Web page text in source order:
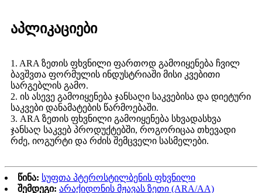
აპლიკაციები
1. ARA ზეთის ფხვნილი ფართოდ გამოიყენება ჩვილ
ბავშვთა ფორმულის ინდუსტრიაში მისი კვებითი
სარგებლის გამო.
2. ის ასევე გამოიყენება ჯანსაღი საკვებისა და დიეტური
საკვები დანამატების წარმოებაში.
3. ARA ზეთის ფხვნილი გამოიყენება სხვადასხვა
ჯანსაღ საკვებ პროდუქტებში, როგორიცაა თხევადი
რძე, იოგურტი და რძის შემცველი სასმელები.
წინა: სუფთა პტეროსტილბენის ფხვნილი
შემდეგი: არაქიდონის მჟავას ზეთი (ARA/AA)